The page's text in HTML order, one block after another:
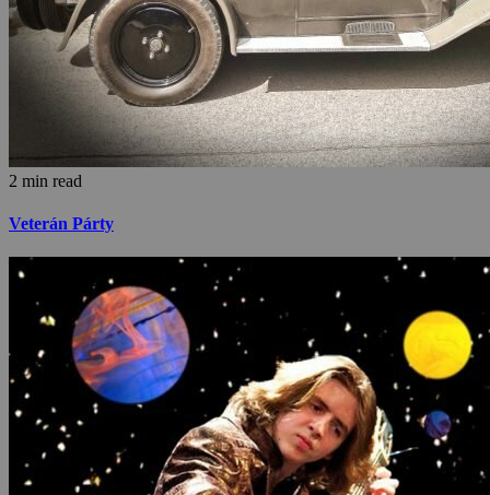
2 min read
Veterán Párty